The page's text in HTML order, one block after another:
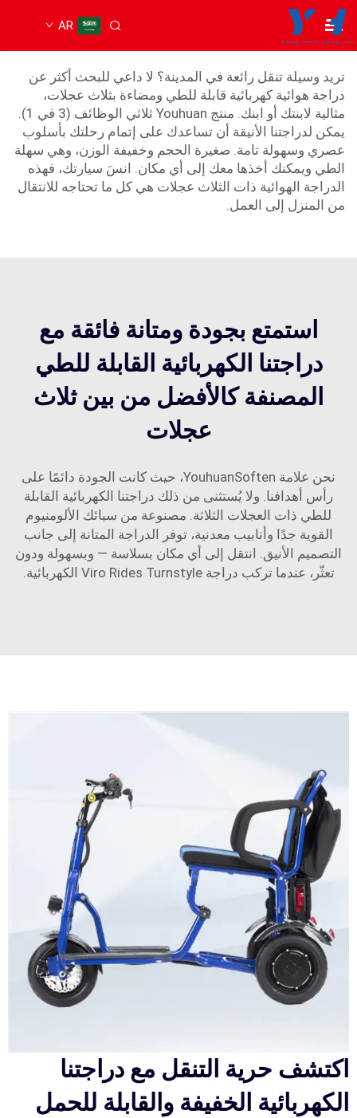
AR
دراجة ثلاثية العجلات قابلة للطي
تريد وسيلة تنقل رائعة في المدينة؟ لا داعي للبحث أكثر عن
دراجة هوائية كهربائية قابلة للطي ومضاءة بثلاث عجلات،
مثالية لابنتك أو ابنك. منتج Youhuan ثلاثي الوظائف (3 في 1).
يمكن لدراجتنا الأنيقة أن تساعدك على إتمام رحلتك بأسلوب
عصري وسهولة تامة. صغيرة الحجم وخفيفة الوزن، وهي سهلة
الطي ويمكنك أخذها معك إلى أي مكان. انسَ سيارتك، فهذه
الدراجة الهوائية ذات الثلاث عجلات هي كل ما تحتاجه للانتقال
من المنزل إلى العمل.
استمتع بجودة ومتانة فائقة مع
دراجتنا الكهربائية القابلة للطي
المصنفة كالأفضل من بين ثلاث
عجلات
نحن علامة YouhuanSoften، حيث كانت الجودة دائمًا على
رأس أهدافنا. ولا يُستثنى من ذلك دراجتنا الكهربائية القابلة
للطي ذات العجلات الثلاثة. مصنوعة من سبائك الألومنيوم
القوية جدًا وأنابيب معدنية، توفر الدراجة المتانة إلى جانب
التصميم الأنيق. انتقل إلى أي مكان بسلاسة — وبسهولة ودون
تعثّر، عندما تركب دراجة Viro Rides Turnstyle الكهربائية.
اكتشف حرية التنقل مع دراجتنا
الكهربائية الخفيفة والقابلة للحمل